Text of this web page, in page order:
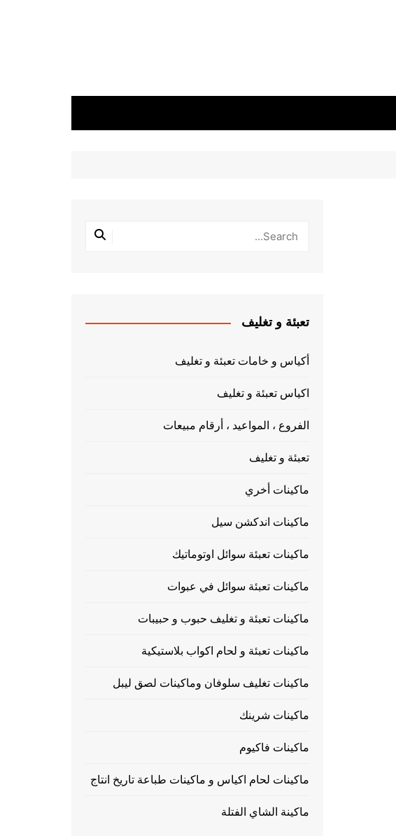
تعبئة و تغليف
أكياس و خامات تعبئة و تغليف
اكياس تعبئة و تغليف
الفروع ، المواعيد ، أرقام مبيعات
تعبئة و تغليف
ماكينات أخري
ماكينات اندكشن سيل
ماكينات تعبئة سوائل اوتوماتيك
ماكينات تعبئة سوائل في عبوات
ماكينات تعبئة و تغليف حبوب و حبيبات
ماكينات تعبئة و لحام اكواب بلاستيكية
ماكينات تغليف سلوفان وماكينات لصق ليبل
ماكينات شرينك
ماكينات فاكيوم
ماكينات لحام اكياس و ماكينات طباعة تاريخ انتاج
ماكينة الشاي الفتلة